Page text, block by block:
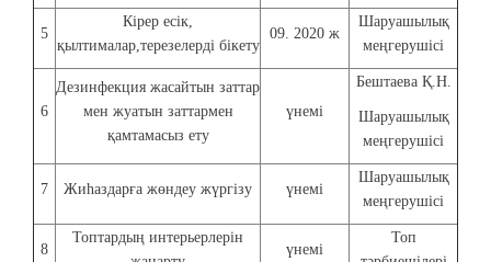
5
Кірер есік,
қылтималар,терезелерді бікету
09. 2020 ж
Шаруашылық
меңгерушісі
6
Дезинфекция жасайтын заттар
мен жуатын заттармен
қамтамасыз ету
үнемі
Бештаева Қ.Н.
Шаруашылық
меңгерушісі
7 Жиһаздарға жөндеу жүргізу үнемі
Шаруашылық
меңгерушісі
8
Топтардың интерьерлерін
үнемі
Топ